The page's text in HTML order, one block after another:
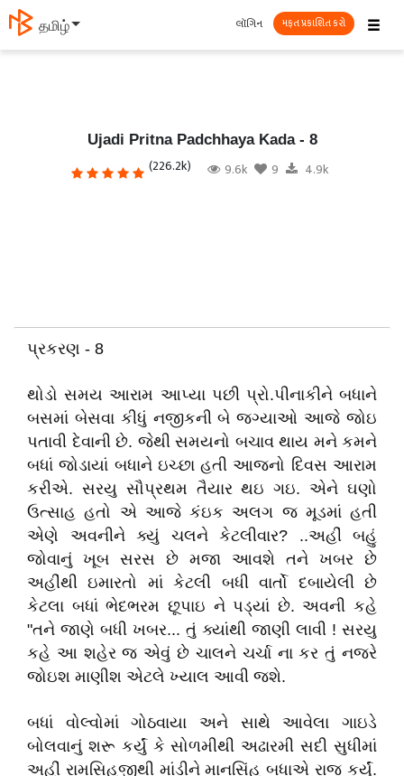
தமிழ் ☰
લૉગિન મફત પ્રકાશિત કરો
Ujadi Pritna Padchhaya Kada - 8
(226.2k) 9.6k 9 4.9k
પ્રકરણ - 8
થોડો સમય આરામ આપ્યા પછી પ્રો.પીનાકીને બધાને
બસમાં બેસવા કીધું નજીકની બે જગ્યાઓ આજે જોઇ
પતાવી દેવાની છે. જેથી સમયનો બચાવ થાય મને કમને
બધાં જોડાયાં બધાને ઇચ્છા હતી આજનો દિવસ આરામ
કરીએ. સરયુ સૌપ્રથમ તૈયાર થઇ ગઇ. એને ઘણો
ઉત્સાહ હતો એ આજે કંઇક અલગ જ મૂડમાં હતી
એણે અવનીને ક્યું ચલને કેટલીવાર? ..અહીં બહું
જોવાનું ખૂબ સરસ છે મજા આવશે તને ખબર છે
અહીંથી ઇમારતો માં કેટલી બધી વાર્તો દબાયેલી છે
કેટલા બધાં ભેદભરમ છૂપાઇ ને પડ્યાં છે. અવની કહે
"તને જાણે બધી ખબર... તું ક્યાંથી જાણી લાવી ! સરયુ
કહે આ શહેર જ એવું છે ચાલને ચર્ચા ના કર તું નજરે
જોઇશ માણીશ એટલે ખ્યાલ આવી જશે.
બધાં વોલ્વોમાં ગોઠવાયા અને સાથે આવેલા ગાઇડે
બોલવાનું શરૂ કર્યું કે સોળમીથી અઢારમી સદી સુધીમાં
અહીં રામસિહજીથી માંડીને માનસિંહ બધાએ રાજ કર્યું.